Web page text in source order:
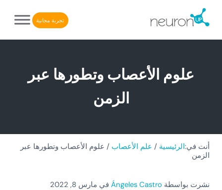
تجربة مجانية
علوم الأعصاب وتطورها عبر
الزمن
أنت في:الرئيسية / علم الأعصاب / علوم الأعصاب وتطورها عبر
الزمن
نشرت بواسطة Ángeles Castroفي مارس 8, 2022